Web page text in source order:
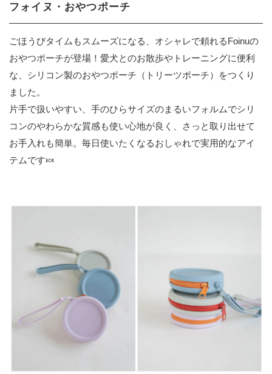
フォイヌ・おやつポーチ
ごほうびタイムもスムーズになる、オシャレで頼れるFoinuの
おやつポーチが登場！愛犬とのお散歩やトレーニングに便利
な、シリコン製のおやつポーチ（トリーツポーチ）をつくり
ました。
片手で扱いやすい、手のひらサイズのまるいフォルムでシリ
コンのやわらかな質感も使い心地が良く、さっと取り出せて
お手入れも簡単。毎日使いたくなるおしゃれで実用的なアイ
テムです🍬